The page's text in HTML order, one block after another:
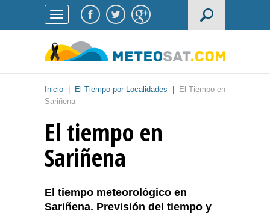
Inicio El Tiempo por Localidades
El Tiempo en
Sariñena
El tiempo en
Sariñena
El tiempo meteorológico en
Sariñena. Previsión del tiempo y